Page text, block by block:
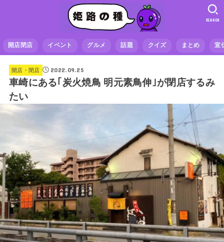
開店閉店 イベント グルメ 話題 クイズ まとめ 宣
SEARCH
開店・閉店 2022.09.25
車崎にある｢炭火焼鳥 明元素鳥伸｣が閉店するみ
たい